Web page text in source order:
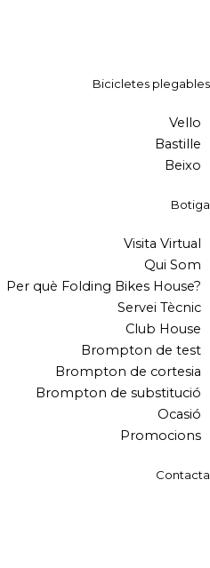
Bicicletes plegables
Vello
Bastille
Beixo
Botiga
Visita Virtual
Qui Som
Per què Folding Bikes House?
Servei Tècnic
Club House
Brompton de test
Brompton de cortesia
Brompton de substitució
Ocasió
Promocions
Contacta